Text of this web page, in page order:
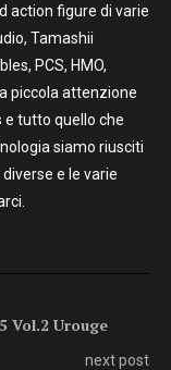
action figure di varie
Tamashii
PCS, HMO,
piccola attenzione
e tutto quello che
siamo riusciti
e le varie
Vol.2 Urouge
next post